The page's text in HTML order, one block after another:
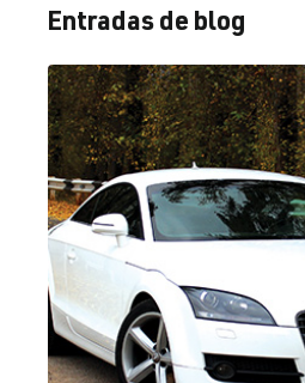
Passat
B6 (Tipo
BJ 2005-
Polo
V (Tipo
2014
Entradas de blog